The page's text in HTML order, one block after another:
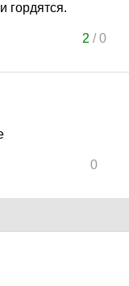
гордятся.
2 /0
0